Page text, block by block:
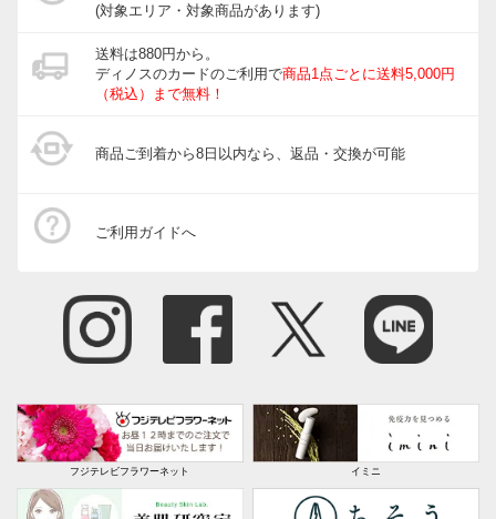
(対象エリア・対象商品があります)
送料は880円から。
ディノスのカードのご利用で商品1点ごとに送料5,000円
（税込）まで無料！
商品ご到着から8日以内なら、返品・交換が可能
ご利用ガイドへ
フジテレビフラワーネット イミニ